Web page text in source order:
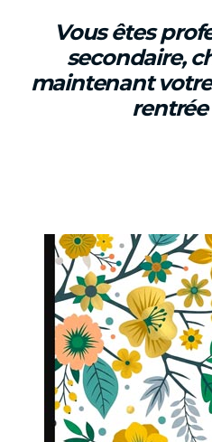
Vous êtes
secondaire,
maintenant
rentrée